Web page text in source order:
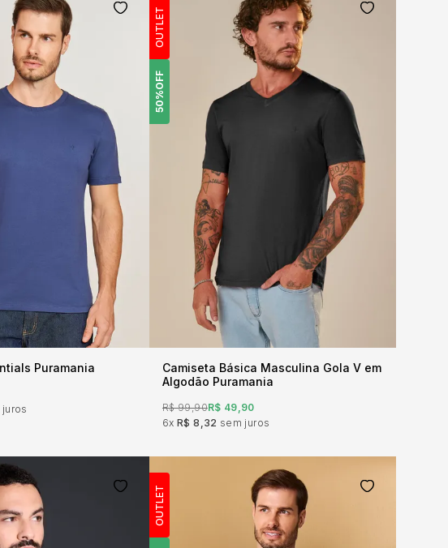
Puramania
50%
OFF
OUTLET
Camiseta Básica Masculina Gola V em
Algodão Puramania
R$ 99,90R$ 49,90
6xR$ 8,32 sem juros
OUTLET